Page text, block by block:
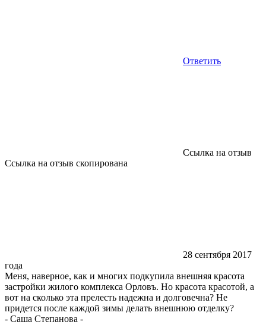
Ответить
Ссылка на отзыв
Ссылка на отзыв скопирована
28 сентября 2017
года
Меня, наверное, как и многих подкупила внешняя красота
застройки жилого комплекса Орловъ. Но красота красотой, а
вот на сколько эта прелесть надежна и долговечна? Не
придется после каждой зимы делать внешнюю отделку?
- Саша Степанова -